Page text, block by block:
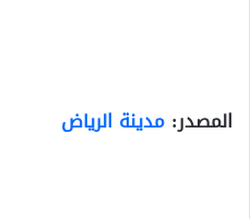
المصدر: مدينة الرياض